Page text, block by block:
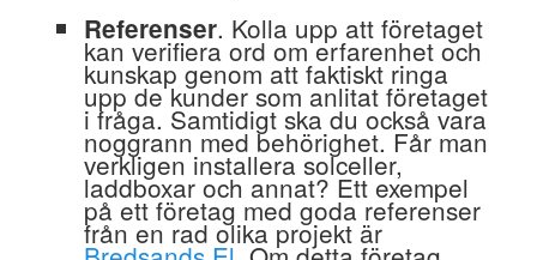
Referenser. Kolla upp att företaget
kan verifiera ord om erfarenhet och
kunskap genom att faktiskt ringa
upp de kunder som anlitat företaget
i fråga. Samtidigt ska du också vara
noggrann med behörighet. Får man
verkligen installera solceller,
laddboxar och annat? Ett exempel
på ett företag med goda referenser
från en rad olika projekt är